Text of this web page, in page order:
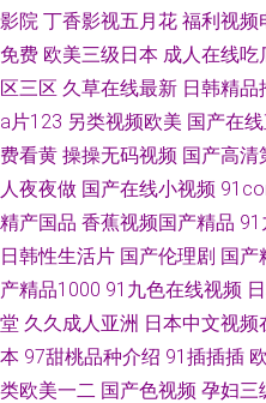
影院 丁香影视五月花 福利视频
免费 欧美三级日本 成人在线吃
区三区 久草在线最新 日韩精品
a片123 另类视频欧美 国产在
费看黄 操操无码视频 国产高清
人夜夜做 国产在线小视频
精产国品 香蕉视频国产精品 91
日韩性生活片 国产伦理剧 国产
产精品1000 91九色在线视频
堂 久久成人亚洲 日本中文视频
本 97甜桃品种介绍 91插插插
类欧美一二 国产色视频 孕妇三